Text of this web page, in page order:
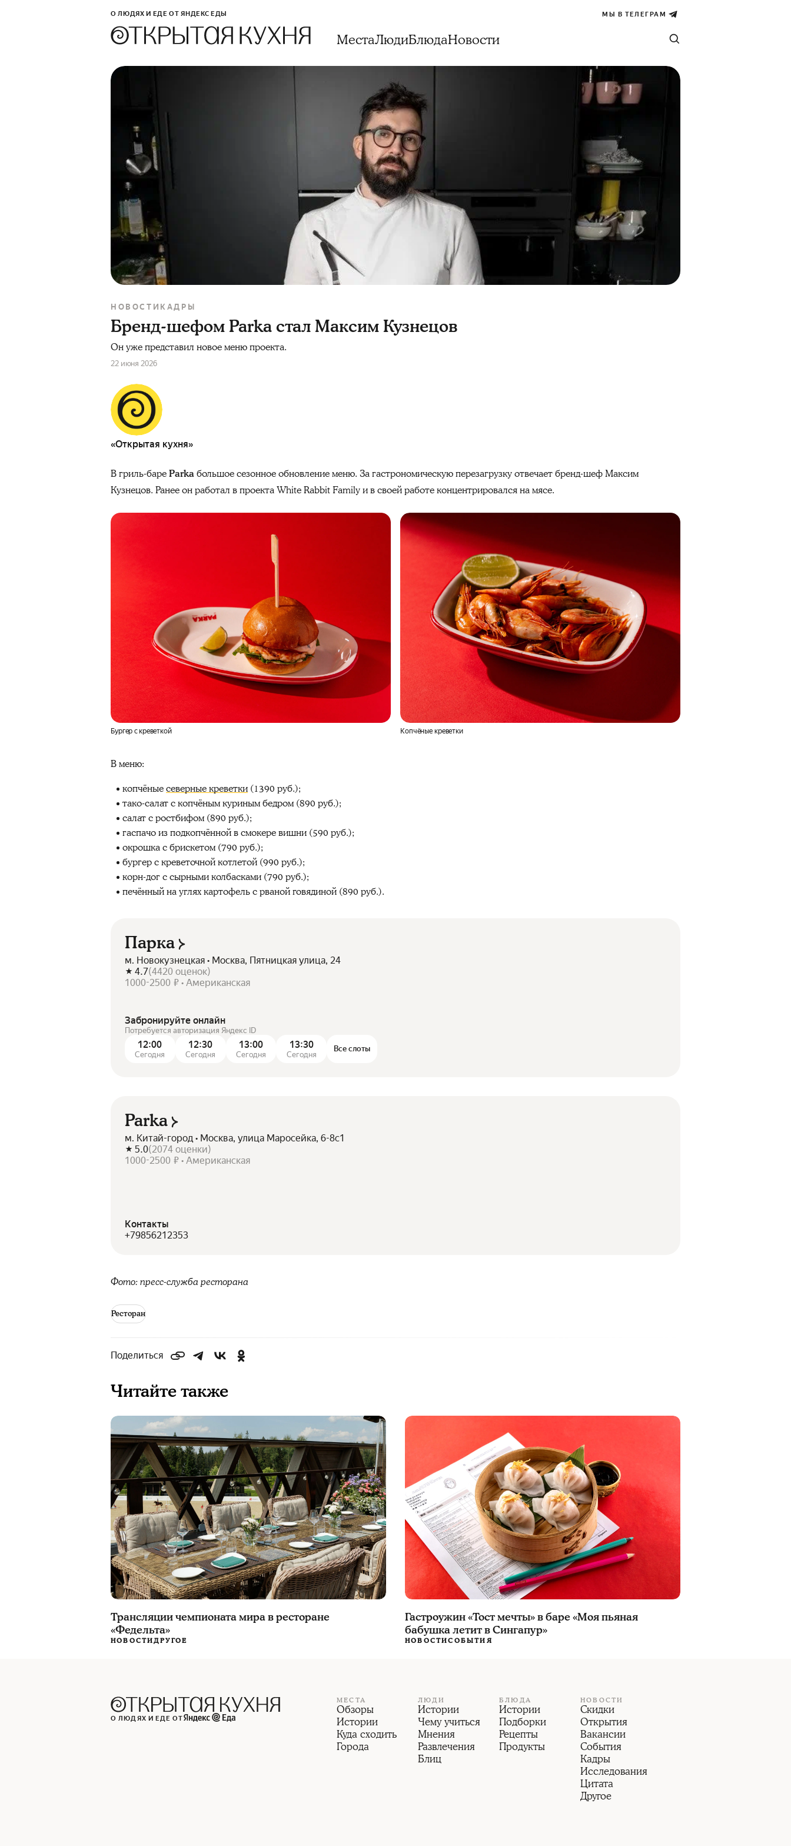
О ЛЮДЯХ И ЕДЕ ОТ ЯНДЕКС ЕДЫ МЫ В ТЕЛЕГРАМ
МестаЛюдиБлюдаНовости
НОВОСТИ КАДРЫ
Бренд-шефом Parka стал Максим Кузнецов
Он уже представил новое меню проекта.
22 июня 2026
«Открытая кухня»
В гриль-бареParkaбольшое сезонное обновление меню. За гастрономическую перезагрузку отвечает бренд-шеф Максим
Кузнецов. Ранее он работал в проекта White Rabbit Family и в своей работе концентрировался на мясе.
Бургер с креветкой Копчёные креветки
В меню:
копчёныесеверные креветки (1390 руб.);
тако-салат с копчёным куриным бедром (890 руб.);
салат с ростбифом (890 руб.);
гаспачо из подкопчённой в смокере вишни (590 руб.);
окрошка с брискетом (790 руб.);
бургер с креветочной котлетой (990 руб.);
корн-дог с сырными колбасками (790 руб.);
печённый на углях картофель с рваной говядиной (890 руб.).
Парка
м. Новокузнецкая • Москва, Пятницкая улица, 24
4.7(4420 оценок)
1000-2500 ₽ • Американская
Забронируйте онлайн
Потребуется авторизация Яндекс ID
12:00
Сегодня
12:30
Сегодня
13:00
Сегодня
13:30
Сегодня
Все слоты
Parka
м. Китай-город • Москва, улица Маросейка, 6-8с1
5.0(2074 оценки)
1000-2500 ₽ • Американская
Контакты
+79856212353
Фото: пресс-служба ресторана
Ресторан
Поделиться
Читайте также
Трансляции чемпионата мира в ресторане
«Федельта»
НОВОСТИДРУГОЕ
Гастроужин «Тост мечты» в баре «Моя пьяная
бабушка летит в Сингапур»
НОВОСТИСОБЫТИЯ
О ЛЮДЯХ И ЕДЕ ОТ
МЕСТА
Обзоры
Истории
Куда сходить
Города
ЛЮДИ
Истории
Чему учиться
Мнения
Развлечения
Блиц
БЛЮДА
Истории
Подборки
Рецепты
Продукты
НОВОСТИ
Скидки
Открытия
Вакансии
События
Кадры
Исследования
Цитата
Другое